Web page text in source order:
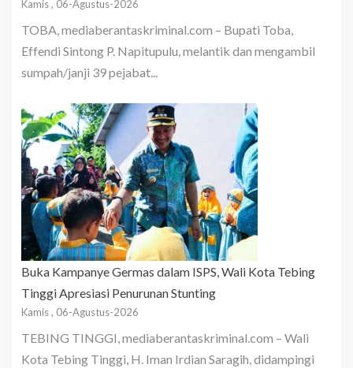
Kamis , 06-Agustus-2026
TOBA, mediaberantaskriminal.com – Bupati Toba,
Effendi Sintong P. Napitupulu, melantik dan mengambil
sumpah/janji 39 pejabat...
Buka Kampanye Germas dalam ISPS, Wali Kota Tebing
Tinggi Apresiasi Penurunan Stunting
Kamis , 06-Agustus-2026
TEBING TINGGI, mediaberantaskriminal.com – Wali
Kota Tebing Tinggi, H. Iman Irdian Saragih, didampingi